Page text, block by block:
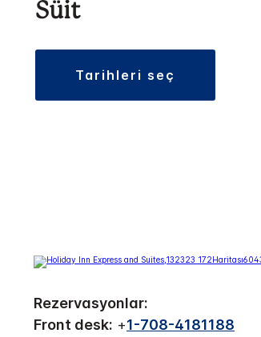
Süit
tarihleri seç
Rezervasyonlar:
Front desk: +1-708-4181188